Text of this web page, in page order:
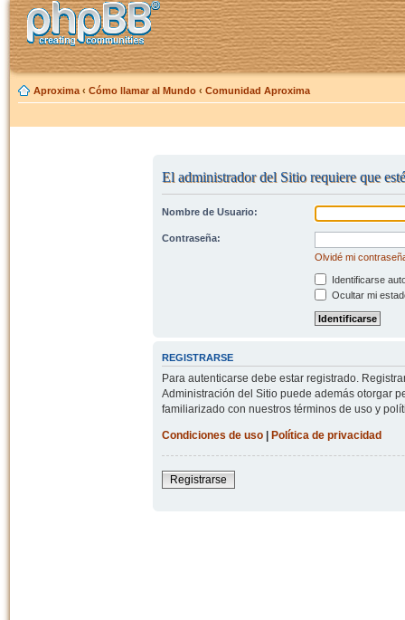
Aproxima ‹ Cómo llamar al Mundo ‹ Comunidad Aproxima
El administrador del Sitio requiere que
Nombre de Usuario:
Contraseña:
Olvidé mi
Identificarse
Ocultar mi
REGISTRARSE
Para autenticarse debe estar registrado.
Administración del Sitio puede además otorgar
familiarizado con nuestros términos de uso y
Condiciones de uso| Política de privacidad
Registrarse